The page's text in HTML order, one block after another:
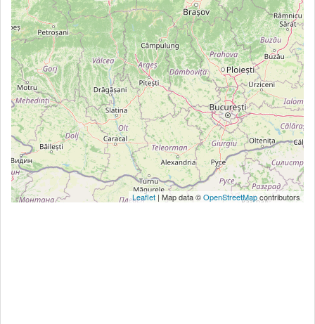
Leaflet| Map data ©OpenStreetMapcontributors